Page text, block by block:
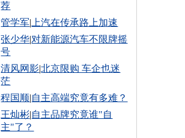
荐
管学军| 上汽在传承路上加速
张少华|对新能源汽车不限牌摇
号
清风网影|北京限购 车企也迷
茫
程国顺|自主高端究竟有多难？
王灿彬|自主品牌究竟谁"自
主"了？